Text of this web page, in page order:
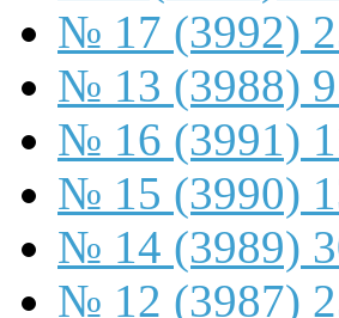
№ 17 (3992)
№ 13 (3988)
№ 16 (3991)
№ 15 (3990)
№ 14 (3989)
№ 12 (3987)